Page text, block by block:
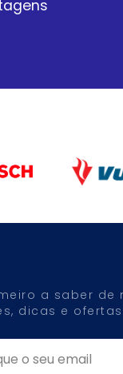
a saber de
dicas e